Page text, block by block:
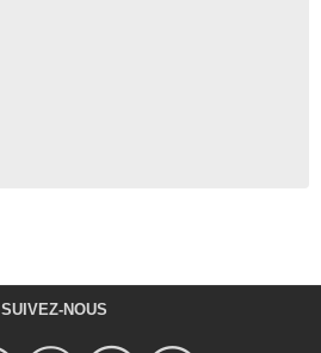
SUIVEZ-NOUS